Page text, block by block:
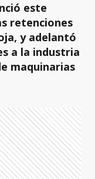
este
retenciones
y adelantó
a la industria
maquinarias